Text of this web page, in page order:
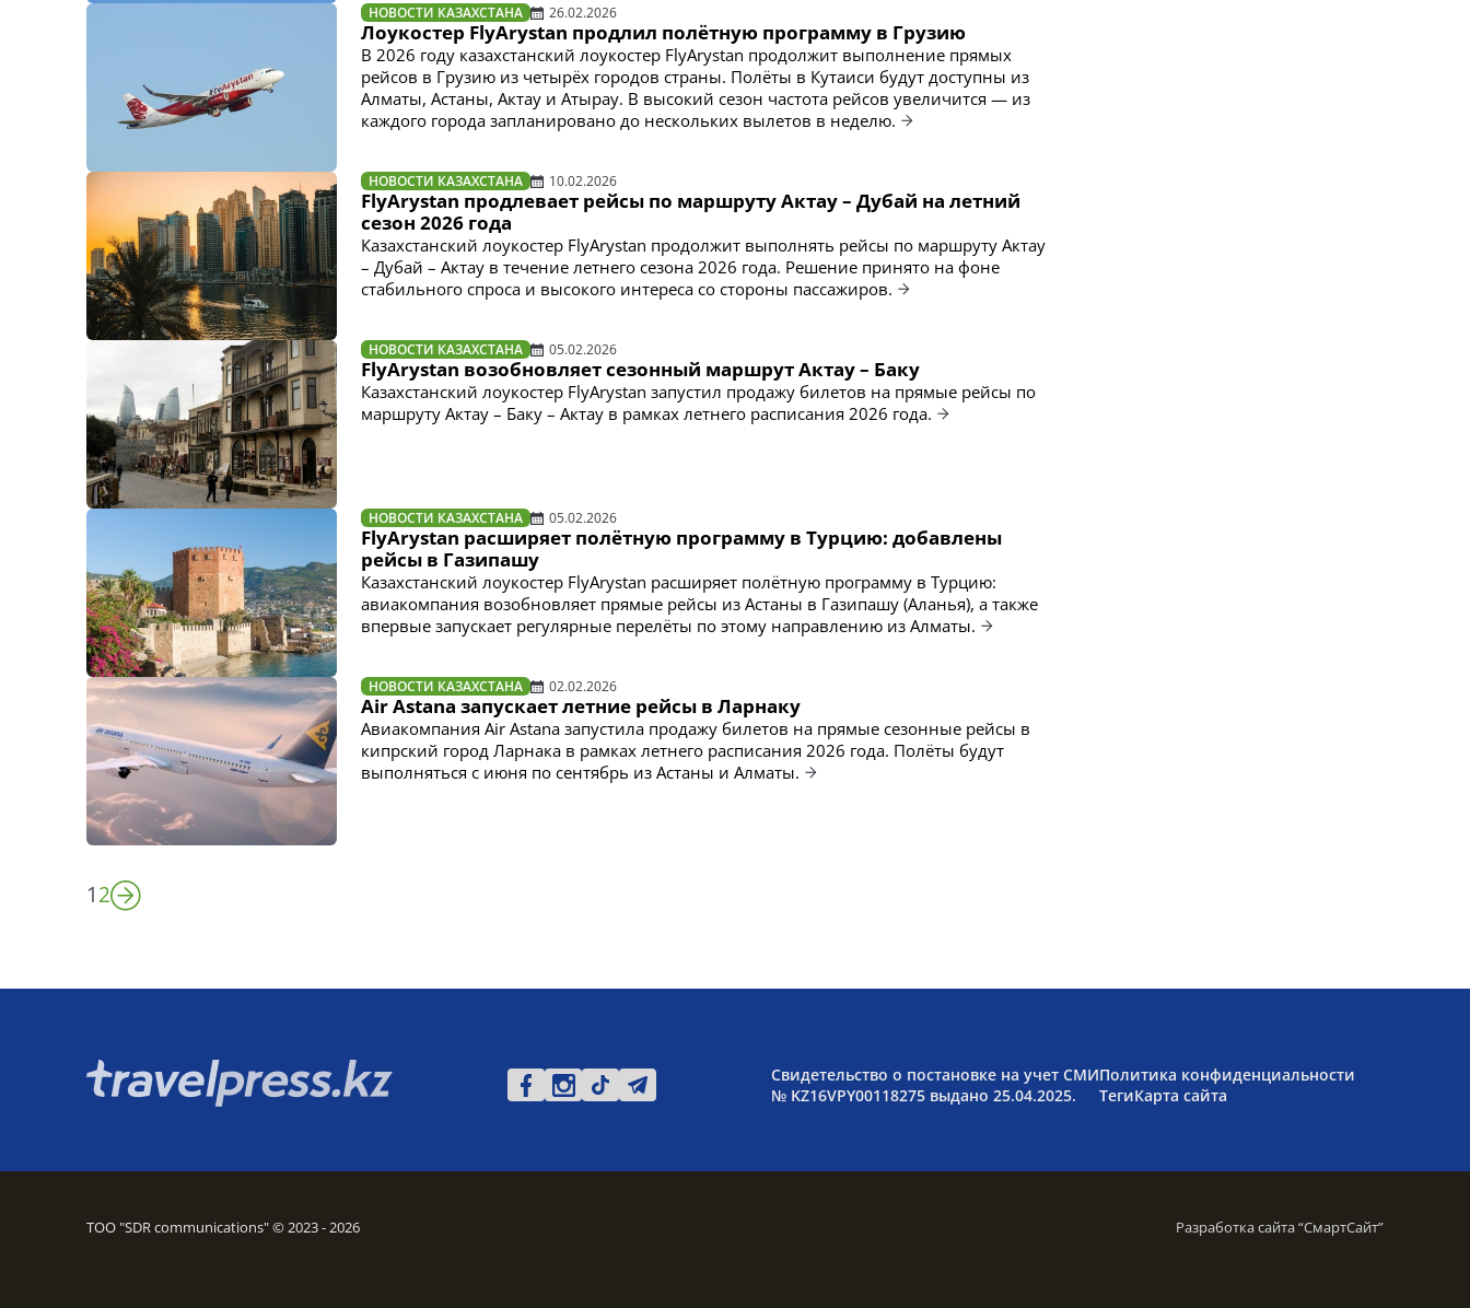
НОВОСТИ КАЗАХСТАНА 26.02.2026
Лоукостер FlyArystan продлил полётную программу в Грузию
В 2026 году казахстанский лоукостер FlyArystan продолжит выполнение прямых
рейсов в Грузию из четырёх городов страны. Полёты в Кутаиси будут доступны из
Алматы, Астаны, Актау и Атырау. В высокий сезон частота рейсов увеличится — из
каждого города запланировано до нескольких вылетов в неделю.
НОВОСТИ КАЗАХСТАНА 10.02.2026
FlyArystan продлевает рейсы по маршруту Актау – Дубай на летний
сезон 2026 года
Казахстанский лоукостер FlyArystan продолжит выполнять рейсы по маршруту Актау
– Дубай – Актау в течение летнего сезона 2026 года. Решение принято на фоне
стабильного спроса и высокого интереса со стороны пассажиров.
НОВОСТИ КАЗАХСТАНА 05.02.2026
FlyArystan возобновляет сезонный маршрут Актау – Баку
Казахстанский лоукостер FlyArystan запустил продажу билетов на прямые рейсы по
маршруту Актау – Баку – Актау в рамках летнего расписания 2026 года.
НОВОСТИ КАЗАХСТАНА 05.02.2026
FlyArystan расширяет полётную программу в Турцию: добавлены
рейсы в Газипашу
Казахстанский лоукостер FlyArystan расширяет полётную программу в Турцию:
авиакомпания возобновляет прямые рейсы из Астаны в Газипашу (Аланья), а также
впервые запускает регулярные перелёты по этому направлению из Алматы.
НОВОСТИ КАЗАХСТАНА 02.02.2026
Air Astana запускает летние рейсы в Ларнаку
Авиакомпания Air Astana запустила продажу билетов на прямые сезонные рейсы в
кипрский город Ларнака в рамках летнего расписания 2026 года. Полёты будут
выполняться с июня по сентябрь из Астаны и Алматы.
12
Свидетельство о постановке на учет СМИ
№ KZ16VPY00118275 выдано 25.04.2025.
Политика конфиденциальности
ТегиКарта сайта
ТОО "SDR communications" © 2023 - 2026 Разработка сайта “СмартСайт”